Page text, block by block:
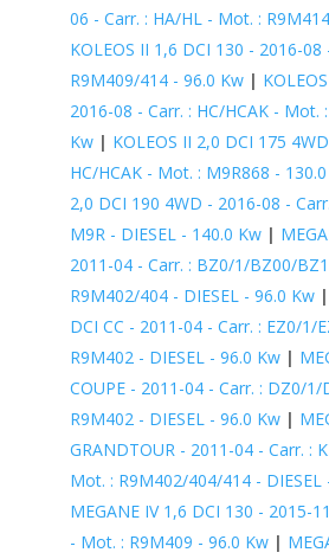
06 - Carr. : HA/HL - Mot. :
KOLEOS II 1,6 DCI 130 - 2016-08
R9M409/414 - 96.0 Kw|
2016-08 - Carr. : HC/HCAK - Mot.
Kw| KOLEOS II 2,0 DCI 175
HC/HCAK - Mot. : M9R868 -
2,0 DCI 190 4WD - 2016-08 -
M9R - DIESEL - 140.0 Kw|
2011-04 - Carr. : BZ0/1/BZ00/
R9M402/404 - DIESEL - 96.0 Kw|
DCI CC - 2011-04 - Carr. : EZ0/1/
R9M402 - DIESEL - 96.0 Kw|
COUPE - 2011-04 - Carr. : DZ0/
R9M402 - DIESEL - 96.0 Kw|
GRANDTOUR - 2011-04 - Carr. :
Mot. : R9M402/404/414 - DIESEL
MEGANE IV 1,6 DCI 130 - 2015-
- Mot. : R9M409 - 96.0 Kw|